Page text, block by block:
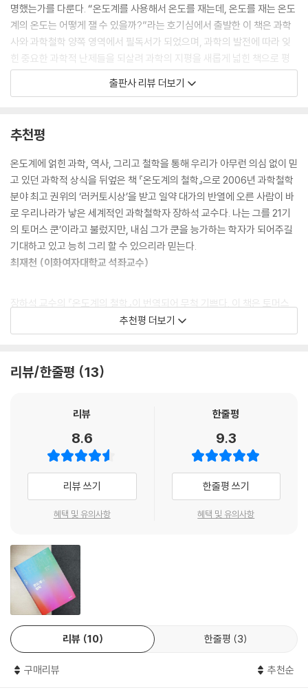
자 하는 데 대해 스스로 창피함을 느껴야 한다고 말했다.” 벤담은 이런 이
야기를 (존 로크가 전한) 어느 독일 여행자의 이야기와 비교했다. 그 여행
자는 시암 왕국(Siam, 타이 왕국의 옛 명칭-옮긴이)의 왕에게 네덜란드
에서는 물이 겨울에는 고체가 되어 사람들과 마차들이 그 위를 지나며 여
행한다는 말을 했다가 왕에게 “경멸하는 웃음과 함께” 혼이 났다고 했다.
--- pp.222
반복적 진보의 다른 주요한 측면인 자기 교정(self-correction)도 우선
장이 담겨있다). 안경을 쓰지 않으면 나는 작거나 희미한 물체에 눈의 초점
을 잘 맞출 수 없다. 그래서 안경을 살펴보려고 안경을 벗으면 안경에 있는
미세하게 긁힌 자국과 얼룩을 볼 수 없다. 그러나 같은 안경을 쓰고서 거울
앞에서 서면, 렌즈의 세세한 모습을 아주 잘 볼 수 있다. 한마디로, 내 안경
은 내게 안경 자신의 결점을 보여줄 수 있다. 이것이 자기 교정의 놀라운 모
습이다. 그렇지만 결점 많은 동일한 안경을 통해서 얻은 결점 많은 안경의
상을 나는 어떻게 믿을 수 있는가? 우선, 나의 믿음은 그것이 어떻게 얻어
이 때문에 나는 안경에 있는 특정한 결점들이, 보이는 상의 질에 영향을 주
지 않음을 일단 받아들일 수 있다(그 상이 그런 결점 자체에 관한 것일 때
에도). 그러나 이런 자기 교정의 메커니즘에는 또한 더 깊은 층위가 존재한
을 보여줄 수 있다는 사실에 기뻐했지만, 좀 더 관찰하면서 나는 일부 결점
이 때때로 인지할 수 있을 정도로 상을 왜곡함을 알게 된다. 일단 그런 점을
기 교정의 다양한 사례를 보았다. 가장 명료한 사례는 절대온도 개념을 조
작화했던 캘린더와 르 샤틀리에의 방법에서 찾아볼 수 있다. 당시에 실제
기체가 이상기체 법칙을 따른다는 초기의 전제는 실제 기체가 그 법칙에서
벗어나는 정도를 계산하는 데 사용됐다.
--- pp.442-443
“정상과학(normal science)”에 대한 쿤의 설명에서는 특정한 과학 학
겨졌으나, 나는 우리 연구의 토대로서 확인할 만한 기존에 이미 존재하는
대안 체계를 찾아낼 수 있다면 허무주의를 불러내지 않으면서도 정통(ort
hodoxy)은 거부될 수 있음을 인정해야 한다고 생각한다. 그 대안의 체계
는 현재 정통의 초기 판일 수도 있고 과학의 역사에서 발굴해낸 오랫동안
잊힌 틀일 수도 있고, 또는 아주 다른 전통에서 수입해온 무언가일 수도 있
다. 쿤은 정통 패러다임을 고수하며 밀어붙이다가 그것이 깨어질 때에 패
러다임 변동이 일어난다는 점을 설득력 있게 논증했다. 하지만 그는 하나
의 패러다임을 믿으며 따르는 것이 다른 패러다임으로 나아가는 유일하게
합당한 길이라거나 심지어 가장 효과적인 길이라고는 논증하지는 않았다.
명했는가를 다룬다. “온도계를 사용해서 온도를 재는데, 온도를 재는 온도
계의 온도는 어떻게 잴 수 있을까?”라는 호기심에서 출발한 이 책은 과학
사와 과학철학 양쪽 영역에서 필독서가 되었으며, 과학의 발전에 따라 잊
힌 중요한 과학적 난제들을 되살려 과학의 지평을 새롭게 넓힌 책으로 평
가받고 있다.
사 분야에서 가장 중요한 기여를 한 에세이 저자에게 주는 ‘이반 슬레이드
상(Ivan Slade Prize)’을 받았다. 같은 해에는 『타임스』 고등교육 부록(T
HES)이 선정하는 ‘올해의 젊은 학술 저자’ 최종 결선에도 진출했다. 『온도
계의 철학』은 토머스 쿤의 저작들과 비견되기도 한다.
장하석 교수는 서울에서 중학교를 마치고 미국으로 건너가 미국의 명문 고
교인 노스필드 마운트 허만 고등학교를 2년 만에 수석 졸업하고, 캘리포니
아 이공대학교(Caltech)에서 물리학과 철학을 공부했다. 스탠퍼드대학
의 나이로 런던대학교 교수로 임용되었으며, 2004년 『온도계의 철학』을
발표했다. 2010년 40대 초반의 나이에 케임브리지대학교 석좌교수로 초
빙되었다.
한국인 최초의 케임브리지 석좌교수, 형 장하준도 같은 대학 교수
알렸다. 『온도계의 철학』이 수상한 러커토시상은 헝가리 출신의 과학철학
자 임레 러커토시(Imre Lakatos)를 추모하고 그의 업적을 기념하기 위
해 제정한 상으로 과학철학 분야에서 최근 6년간 출판된 영문 서적 가운데
최고의 책을 골라 수여한다.
또한 장하석 교수는 과학철학자로서는 매우 드물게 과학사 분야의 학술지
의 논문상(이반 슬레이드상)을 탈 정도의 뛰어난 논문을 쓰는 과학사 연구
양쪽 분야에서 장하석 교수처럼 탁월한 연구 능력을 인정받고 있는 사람은
거의 없다”고 말했다. 이렇기 때문에 이화여대 최재천 교수는 장하석 교수
를 “21세기의 토머스 쿤”이라고 평가했다. 과학사와 과학철학을 동시에
연구해 ‘패러다임’이라는 혁신적 개념을 도출한 토머스 쿤처럼, 장하석 교
수도 『온도계의 철학』을 비롯한 훌륭한 연구 성과를 내고 있기 때문이다.
이러한 업적으로 장하석 교수는 2010년 40대 초반의 나이에 케임브리지
대학교 한스 라우싱(Hans Rausing) 석좌교수로 초빙되어 오늘에 이르
출판사 리뷰 더보기
추천평
온도계에 얽힌 과학, 역사, 그리고 철학을 통해 우리가 아무런 의심 없이 믿
고 있던 과학적 상식을 뒤엎은 책 『온도계의 철학』으로 2006년 과학철학
분야 최고 권위의 ‘러커토시상’을 받고 일약 대가의 반열에 오른 사람이 바
로 우리나라가 낳은 세계적인 과학철학자 장하석 교수다. 나는 그를 21기
의 토머스 쿤’이라고 불렀지만, 내심 그가 쿤을 능가하는 학자가 되어주길
기대하고 있고 능히 그리 할 수 있으리라 믿는다.
최재천 (이화여자대학교 석좌교수)
장하석 교수의 『온도계의 철학』이 번역되어 무척 기쁘다. 이 책은 토머스
쿤 이후에 점점 멀어지기만 하던 과학철학과 과학사의 소통을 꾀하면서,
동시에 과학을 메타적으로 연구하는 과학학과 자연과학의 만남을 유도하
는데, 온도를 재는 온도계의 온도는 어떻게 잴 수 있을까”라는 호기심에서
홍성욱 (서울대학교 과학사 및 과학철학 교수)
우수한 과학자들은 대한민국을 부강하게 하고 선진국을 만들어왔다. 하지
만 이제는 기술적인 응용과학을 넘어 인류에 이바지하고 공헌할 기초과학
과 인문학을 통해 명실상부한 선진 국가를 이루어야 한다. 장하석 교수는
그 상징적 인물이다. 40대 초반의 나이에 케임브리지대학교 석좌교수로
대한민국의 자부심이라 부르고 싶다.
정몽준 (정치인)
?과학적인 개념들 중에서 아주 많은 것들이 우리 일상에 들어와 있다. 그러
나 우리는 그런 개념들을 실감하지 못한다. 장하석 교수의 『온도계의 철
학』은 독자를 일깨워 흥미진진한 역사와 복잡한 과학철학의 세계로 우리
를 이끌어준다. 그는 “물은 섭씨 100도에서 끓는다”라는 속기 쉬울 정도
로 간단명료한 말의 건너편에 있는 역사와 철학의 세계로 우리를 이끈다.
추천평 더보기
리뷰/한줄평 13
리뷰
8.6
리뷰 쓰기
혜택 및 유의사항
한줄평
9.3
한줄평 쓰기
혜택 및 유의사항
리뷰 10 한줄평 3
구매리뷰 추천순